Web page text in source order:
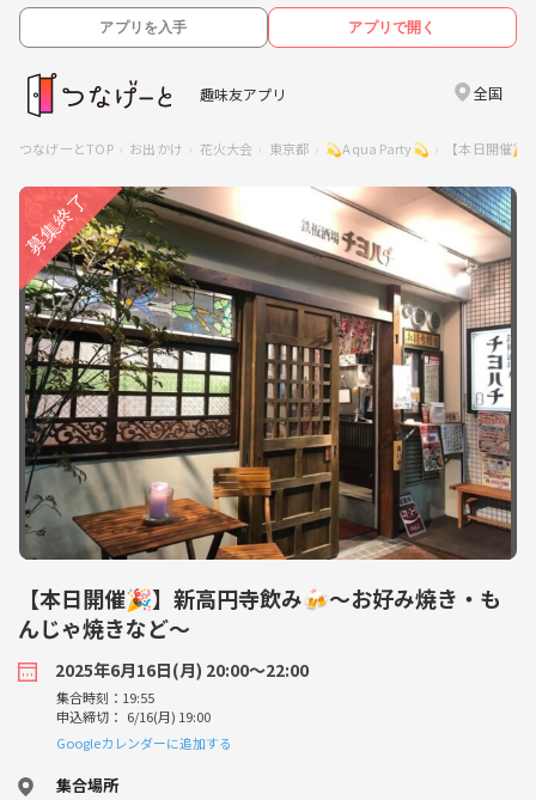
アプリを入手 アプリで開く
趣味友アプリ 全国
つなげーとTOP お出かけ 花火大会 東京都 💫Aqua Party💫 【本日開催
【本日開催🎉】新高円寺飲み🍻〜お好み焼き・も
んじゃ焼きなど〜
2025年6月16日(月) 20:00〜22:00
集合時刻：19:55
申込締切： 6/16(月) 19:00
Googleカレンダーに追加する
集合場所